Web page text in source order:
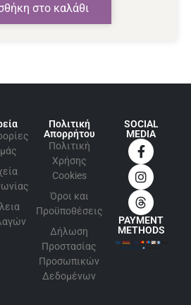
στο καλάθι
Πολιτική
Απορρήτου
Πολιτική
Xρήσης
Cookies
Όροι και
Προϋποθέσεις
Δήλωση
Προστασίας
Προσωπικών
Δεδομένων
SOCIAL
MEDIA
PAYMENT
METHODS